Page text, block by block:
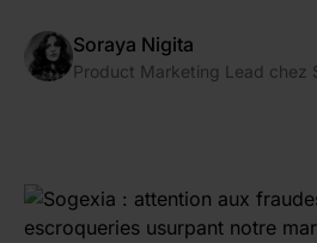
Soraya Nigita
Product Marketing Lead chez